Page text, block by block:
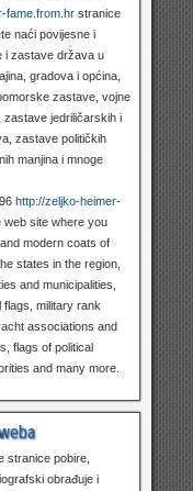
fame.from.hrstranice
naći povijesne i
i zastave država u
gradova i općina,
zastave, vojne
zastave jedriličarskih i
zastave političkih
manjina i mnoge
http://zeljko-heimer-
site where you
modern coats of
states in the region,
and municipalities,
flags, military rank
associations and
flags of political
and many more.
stranice pobire,
obrađuje i